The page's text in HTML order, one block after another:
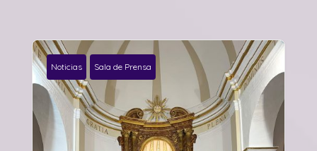
Noticias Sala de Prensa